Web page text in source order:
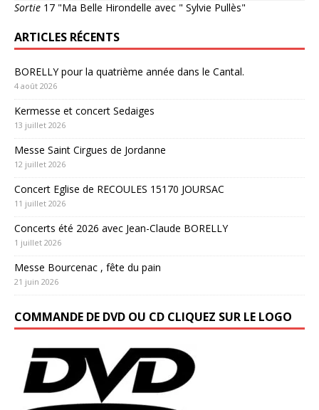
Sortie 17 "Ma Belle Hirondelle avec " Sylvie Pullès"
ARTICLES RÉCENTS
BORELLY pour la quatrième année dans le Cantal.
4 août 2026
Kermesse et concert Sedaiges
13 juillet 2026
Messe Saint Cirgues de Jordanne
12 juillet 2026
Concert Eglise de RECOULES 15170 JOURSAC
11 juillet 2026
Concerts été 2026 avec Jean-Claude BORELLY
1 juillet 2026
Messe Bourcenac , fête du pain
21 juin 2026
COMMANDE DE DVD OU CD CLIQUEZ SUR LE LOGO